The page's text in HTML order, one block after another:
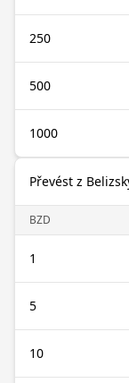
250
500
1000
Převést z
BZD
1
5
10